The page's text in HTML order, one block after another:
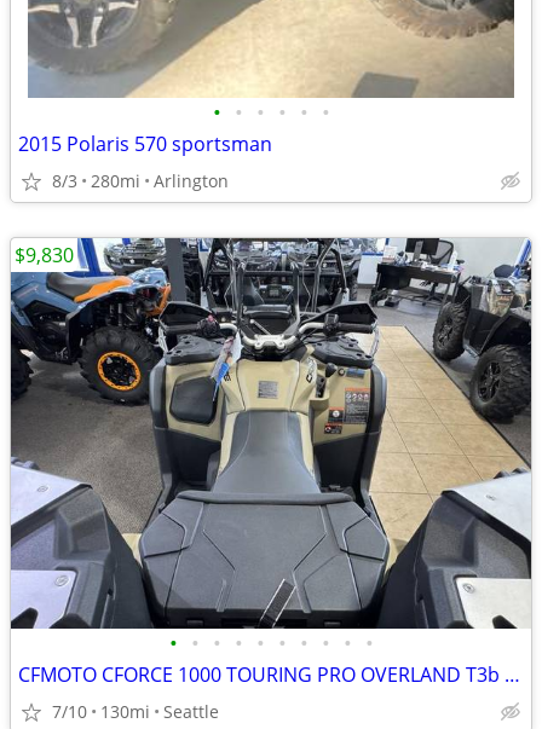
• • • • • •
2015 Polaris 570 sportsman
8/3 280mi Arlington
• • • • • • • • • •
CFMOTO CFORCE 1000 TOURING PRO OVERLAND T3b ABS
7/10 130mi Seattle
$9,830